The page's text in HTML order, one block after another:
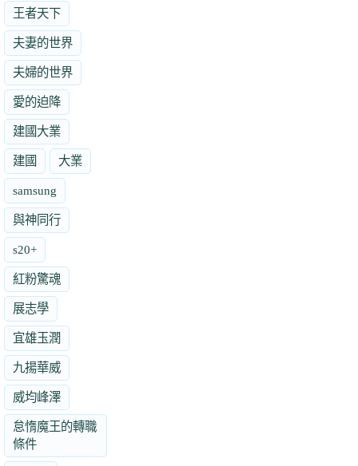
王者天下
夫妻的世界
夫婦的世界
愛的迫降
建國大業
建國 大業
samsung
與神同行
s20+
紅粉驚魂
展志學
宜雄玉潤
九揚華威
威均峰澤
怠惰魔王的轉職
條件